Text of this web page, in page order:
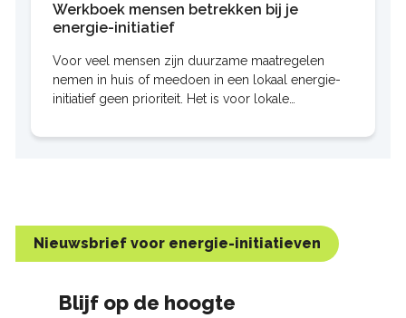
Werkboek mensen betrekken bij je
energie-initiatief
Voor veel mensen zijn duurzame maatregelen
nemen in huis of meedoen in een lokaal energie-
initiatief geen prioriteit. Het is voor lokale
mensen mee te
Nieuwsbrief voor energie-initiatieven
Blijf op de hoogte